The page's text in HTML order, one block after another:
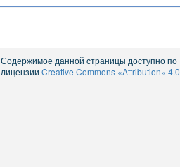
Содержимое данной страницы доступно по
лицензии Creative Commons «Attribution» 4.0